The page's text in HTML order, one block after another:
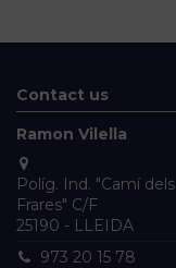
Contact us
Ramon Vilella
Políg. Ind. "Camí dels
Frares" C/F
25190 - LLEIDA
973 20 15 78